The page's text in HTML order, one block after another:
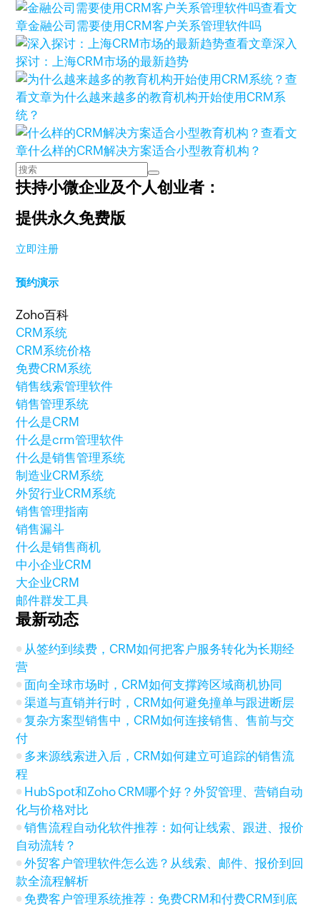
查看文
章金融公司需要使用CRM客户关系管理软件吗
查看文章深入
探讨：上海CRM市场的最新趋势
查
看文章为什么越来越多的教育机构开始使用CRM系
统？
查看文
章什么样的CRM解决方案适合小型教育机构？
扶持小微企业及个人创业者：
提供永久免费版
立即注册
预约演示
Zoho百科
CRM系统
CRM系统价格
免费CRM系统
销售线索管理软件
销售管理系统
什么是CRM
什么是crm管理软件
什么是销售管理系统
制造业CRM系统
外贸行业CRM系统
销售管理指南
销售漏斗
什么是销售商机
中小企业CRM
大企业CRM
邮件群发工具
最新动态
从签约到续费，CRM如何把客户服务转化为长期经
营
面向全球市场时，CRM如何支撑跨区域商机协同
渠道与直销并行时，CRM如何避免撞单与跟进断层
复杂方案型销售中，CRM如何连接销售、售前与交
付
多来源线索进入后，CRM如何建立可追踪的销售流
程
HubSpot和Zoho CRM哪个好？外贸管理、营销自动
化与价格对比
销售流程自动化软件推荐：如何让线索、跟进、报价
自动流转？
外贸客户管理软件怎么选？从线索、邮件、报价到回
款全流程解析
免费客户管理系统推荐：免费CRM和付费CRM到底